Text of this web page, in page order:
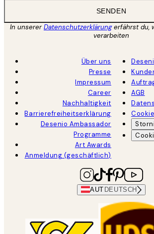
SENDEN
In unsererDatenschutzerklärungerfährst du,
verarbeiten
Über uns
Presse
Impressum
Career
Nachhaltigkeit
Barrierefreiheitserklärung
Desenio Ambassador
Programme
Art Awards
Anmeldung (geschäftlich)
AGB
AUT DEUTSCH